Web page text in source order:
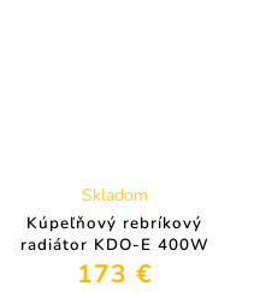
Kúpeľňový rebríkový
radiátor KDO-E 400W
Skladom
173 €